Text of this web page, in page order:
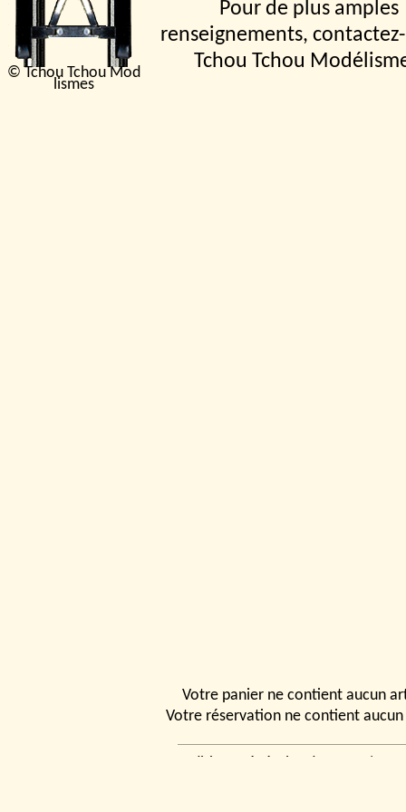
© Tchou Tchou Mod
lismes
Pour de plus amples
renseignements,
Tchou Tchou
Votre panier ne contient aucun
Votre réservation ne contient